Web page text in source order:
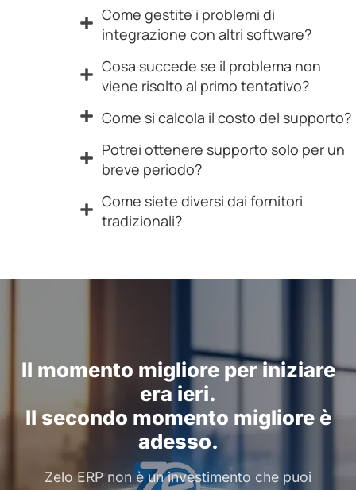
Come gestite i problemi di
integrazione con altri software?
Cosa succede se il problema non
viene risolto al primo tentativo?
Come si calcola il costo del supporto?
Potrei ottenere supporto solo per un
breve periodo?
Come siete diversi dai fornitori
tradizionali?
Il momento migliore per iniziare
era ieri.
Il secondo momento migliore è
adesso.
Zelo ERP non è un investimento che puoi